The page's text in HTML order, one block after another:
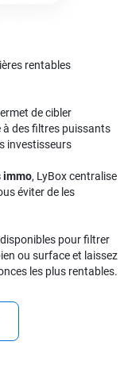
rentables
de cibler
à des filtres puissants
investisseurs
immo, LyBox centralise
éviter de les
pour filtrer
ou surface et laissez
les plus rentables.